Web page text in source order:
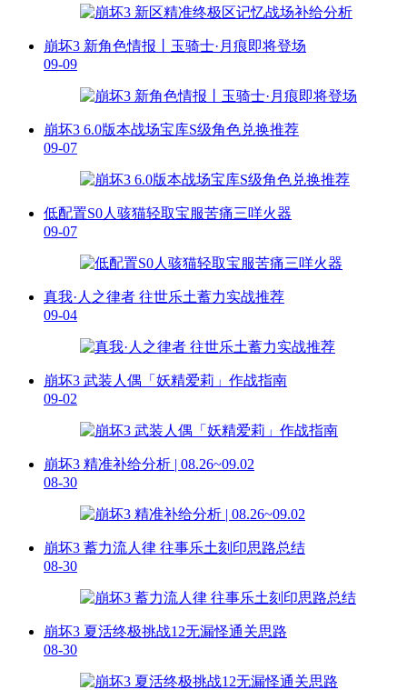
崩坏3 新角色情报丨玉骑士·月痕即将登场
09-09
崩坏3 6.0版本战场宝库S级角色兑换推荐
09-07
低配置S0人骇猫轻取宝服苦痛三咩火器
09-07
真我·人之律者 往世乐土蓄力实战推荐
09-04
崩坏3 武装人偶「妖精爱莉」作战指南
09-02
崩坏3 精准补给分析 | 08.26~09.02
08-30
崩坏3 蓄力流人律 往事乐土刻印思路总结
08-30
崩坏3 夏活终极挑战12无漏怪通关思路
08-30